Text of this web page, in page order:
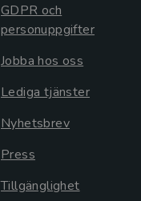
GDPR och
personuppgifter
Jobba hos oss
Lediga tjänster
Nyhetsbrev
Press
Tillgänglighet